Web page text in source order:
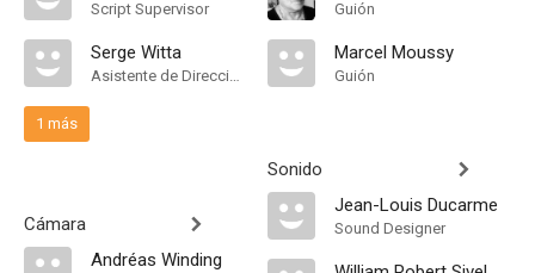
Script Supervisor
Serge Witta
Asistente de Dirección
1 más
Cámara
Andréas Winding
Guión
Marcel Moussy
Guión
Sonido
Jean-Louis Ducarme
Sound Designer